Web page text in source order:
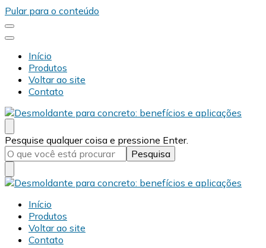
Pular para o conteúdo
Início
Produtos
Voltar ao site
Contato
Desmold
Blog Desmold
Procurando
algo?
Pesquise qualquer coisa e pressione Enter.
Desmold
Blog Desmold
Início
Produtos
Voltar ao site
Contato